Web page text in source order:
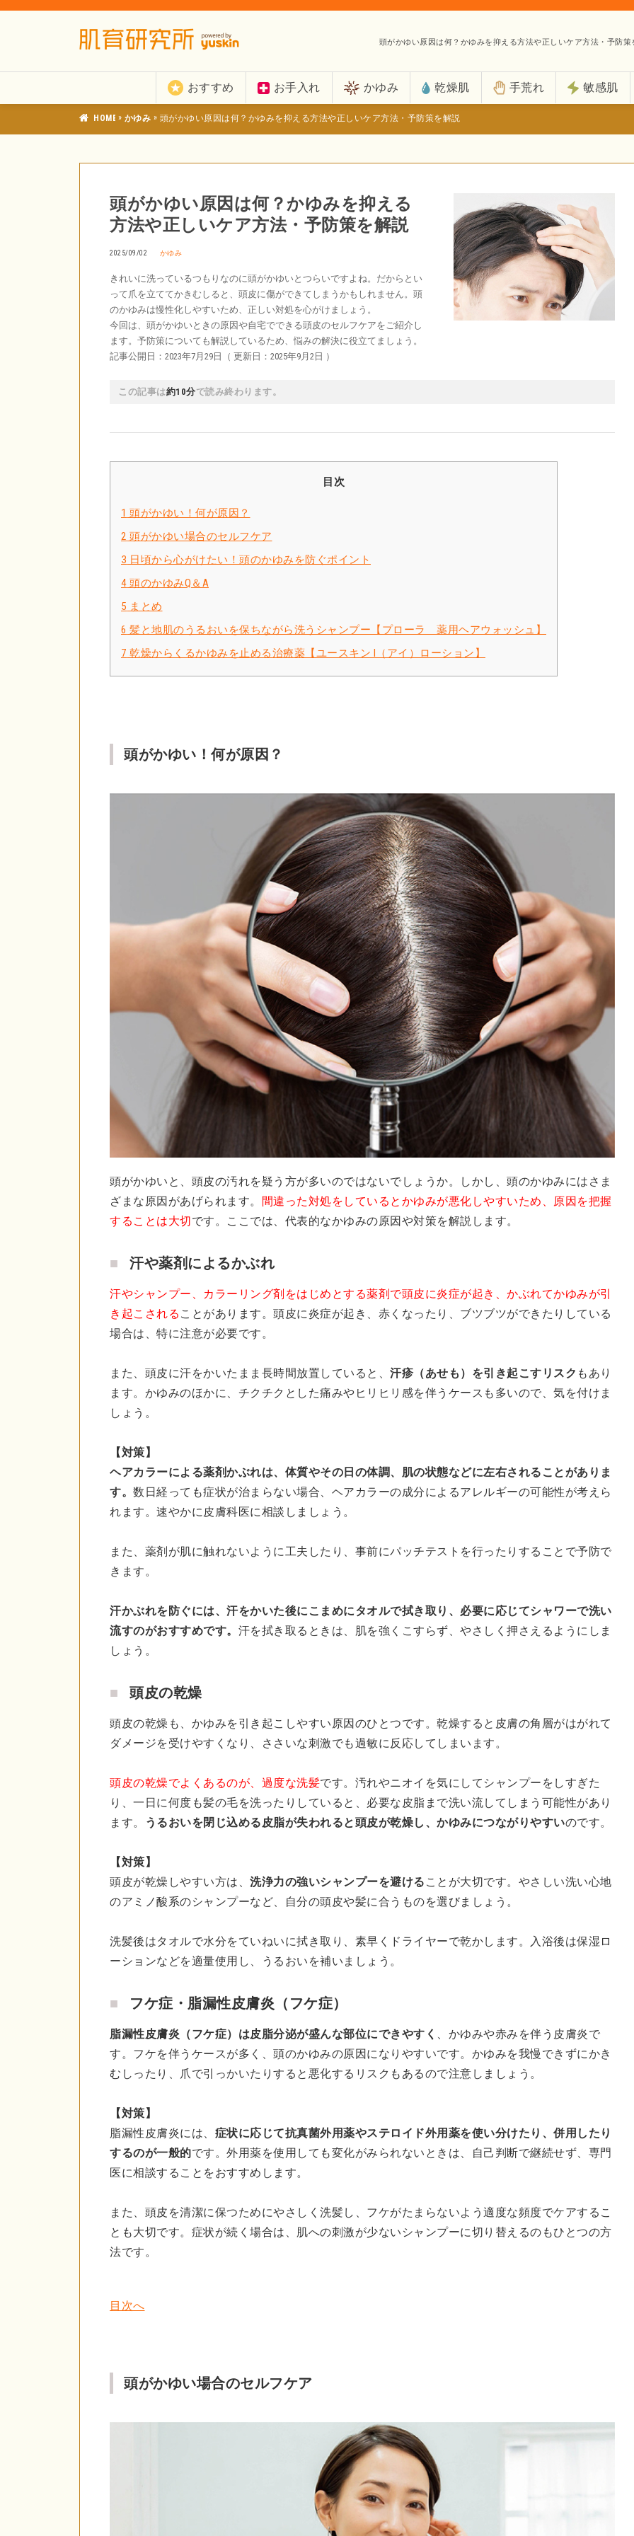
頭がかゆい原因は何？かゆみを抑える方法や正しいケア方法・予防策
おすすめ お手入れ かゆみ 乾燥肌 手荒れ 敏感肌
肌育研究所
» かゆみ » 頭がかゆい原因は何？かゆみを抑える方法や正しいケア方法・予防策を解説
頭がかゆい原因は何？かゆみを抑える
方法や正しいケア方法・予防策を解説
2025/09/02 かゆみ
きれいに洗っているつもりなのに頭がかゆいとつらいですよね。だからとい
って爪を立ててかきむしると、頭皮に傷ができてしまうかもしれません。頭
のかゆみは慢性化しやすいため、正しい対処を心がけましょう。
今回は、頭がかゆいときの原因や自宅でできる頭皮のセルフケアをご紹介し
ます。予防策についても解説しているため、悩みの解決に役立てましょう。
記事公開日：2023年7月29日（ 更新日：2025年9月2日 ）
この記事は約10分で読み終わります。
目次
1 頭がかゆい！何が原因？
2 頭がかゆい場合のセルフケア
3 日頃から心がけたい！頭のかゆみを防ぐポイント
4 頭のかゆみQ＆A
5 まとめ
6 髪と地肌のうるおいを保ちながら洗うシャンプー【プローラ 薬用ヘアウォッシュ】
7 乾燥からくるかゆみを止める治療薬【ユースキン I（アイ）ローション】
頭がかゆい！何が原因？
頭がかゆいと、頭皮の汚れを疑う方が多いのではないでしょうか。しかし、頭のかゆみにはさま
ざまな原因があげられます。
間違った対処をしているとかゆみが悪化しやすいため、原因を把握
することは大切です。ここでは、代表的なかゆみの原因や対策を解説します。
汗や薬剤によるかぶれ
汗やシャンプー、カラーリング剤をはじめとする薬剤で頭皮に炎症が起き、かぶれてかゆみが引
き起こされる ことがあります。頭皮に炎症が起き、赤くなったり、ブツブツができたりしている
場合は、特に注意が必要です。
また、頭皮に汗をかいたまま長時間放置していると、 汗疹（あせも）を引き起こすリスク もあり
ます。かゆみのほかに、チクチクとした痛みやヒリヒリ感を伴うケースも多いので、気を付けま
しょう。
【対策】
ヘアカラーによる薬剤かぶれは、体質やその日の体調、肌の状態などに左右されることがありま
す。 数日経っても症状が治まらない場合、ヘアカラーの成分によるアレルギーの可能性が考えら
れます。速やかに皮膚科医に相談しましょう。
また、薬剤が肌に触れないように工夫したり、事前にパッチテストを行ったりすることで予防で
きます。
汗かぶれを防ぐには、汗をかいた後にこまめにタオルで拭き取り、必要に応じてシャワーで洗い
流すのがおすすめです。 汗を拭き取るときは、肌を強くこすらず、やさしく押さえるようにしま
しょう。
頭皮の乾燥
頭皮の乾燥も、かゆみを引き起こしやすい原因のひとつです。乾燥すると皮膚の角層がはがれて
ダメージを受けやすくなり、ささいな刺激でも過敏に反応してしまいます。
頭皮の乾燥でよくあるのが、過度な洗髪です。汚れやニオイを気にしてシャンプーをしすぎた
り、一日に何度も髪の毛を洗ったりしていると、必要な皮脂まで洗い流してしまう可能性があり
ます。
うるおいを閉じ込める皮脂が失われると頭皮が乾燥し、かゆみにつながりやすいのです。
【対策】
頭皮が乾燥しやすい方は、 洗浄力の強いシャンプーを避ける ことが大切です。やさしい洗い心地
のアミノ酸系のシャンプーなど、自分の頭皮や髪に合うものを選びましょう。
洗髪後はタオルで水分をていねいに拭き取り、素早くドライヤーで乾かします。入浴後は保湿ロ
ーションなどを適量使用し、うるおいを補いましょう。
フケ症・脂漏性皮膚炎（フケ症）
脂漏性皮膚炎（フケ症）は皮脂分泌が盛んな部位にできやすく 、かゆみや赤みを伴う皮膚炎で
す。フケを伴うケースが多く、頭のかゆみの原因になりやすいです。かゆみを我慢できずにかき
むしったり、爪で引っかいたりすると悪化するリスクもあるので注意しましょう。
【対策】
脂漏性皮膚炎には、 症状に応じて抗真菌外用薬やステロイド外用薬を使い分けたり、併用したり
するのが一般的です。外用薬を使用しても変化がみられないときは、自己判断で継続せず、専門
医に相談することをおすすめします。
また、頭皮を清潔に保つためにやさしく洗髪し、フケがたまらないよう適度な頻度でケアするこ
とも大切です。症状が続く場合は、肌への刺激が少ないシャンプーに切り替えるのもひとつの方
法です。
目次へ
頭がかゆい場合のセルフケア